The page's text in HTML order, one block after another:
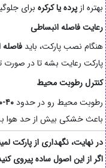
بهتره از پرده یا کرکرهبرای
رعایت فاصله انبساطی
هنگام نصب پارکت، باید
پارکت رعایت بشه تا در صورت
کنترل رطوبت محیط
رطوبت محیط رو در حدود۴۰-۶۰ درصد
باعث خشکی بیش از حد هوا
در نهایت، نگهداری از پارکت
اگر از این اصول ساده پیروی